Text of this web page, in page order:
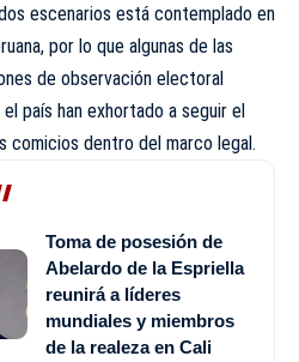
escenarios está contemplado en
por lo que algunas de las
de observación electoral
país han exhortado a seguir el
comicios dentro del marco legal.
Toma de posesión de
Abelardo de la Espriella
reunirá a líderes
mundiales y miembros
de la realeza en Cali